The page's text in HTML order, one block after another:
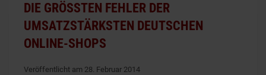
DIE GRÖSSTEN FEHLER DER U
MSATZSTÄRKSTEN DEUTSCHEN O
NLINE-SHOPS
Veröffentlicht am 28. Februar 2014